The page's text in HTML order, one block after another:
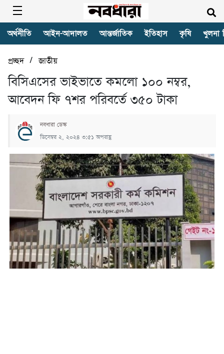
অর্থনীতি আইন-আদালত আন্তর্জাতিক ইতিহাস কৃষি খুলনা
প্রচ্ছদ/জাতীয়
বিসিএসের ভাইভাতে কমলো ১০০ নম্বর,
আবেদন ফি ৭শর পরিবর্তে ৩৫০ টাকা
নবধারা ডেস্ক
ডিসেম্বর ২, ২০২৪ ৩:৫১ অপরাহ্ণ